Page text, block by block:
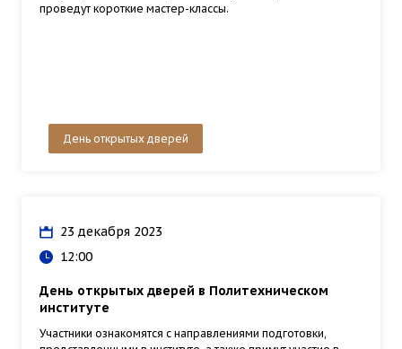
проведут короткие мастер-классы.
День открытых дверей
23 декабря 2023
12:00
День открытых дверей в Политехническом
институте
Участники ознакомятся с направлениями подготовки,